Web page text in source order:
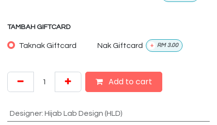
TAMBAH GIFTCARD
Taknak Giftcard Nak Giftcard + RM 3.00
Add to cart
Designer: Hijab Lab Design (HLD)